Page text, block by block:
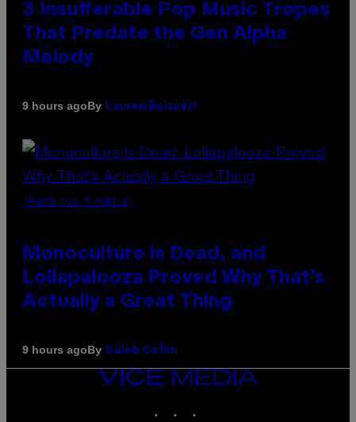
3 Insufferable Pop Music Tropes
That Predate the Gen Alpha
Melody
9 hours agoBy Lauren Boisvert
(PHOTO VIA T-MOBILE)
Monoculture is Dead, and
Lollapalooza Proved Why That’s
Actually a Great Thing
9 hours agoBy Caleb Catlin
VICE
MEDIA